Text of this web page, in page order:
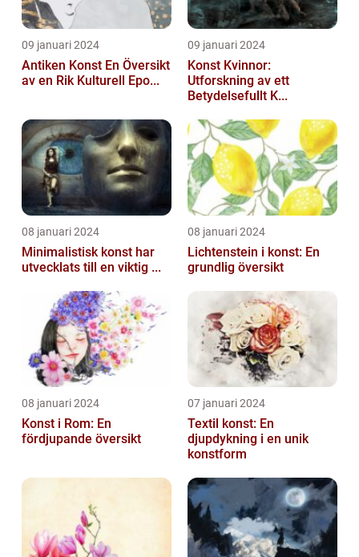
09 januari 2024
Antiken Konst En Översikt
av en Rik Kulturell Epo...
09 januari 2024
Konst Kvinnor:
Utforskning av ett
Betydelsefullt K...
08 januari 2024
Minimalistisk konst har
utvecklats till en viktig ...
08 januari 2024
Lichtenstein i konst: En
grundlig översikt
08 januari 2024
Konst i Rom: En
fördjupande översikt
07 januari 2024
Textil konst: En
djupdykning i en unik
konstform